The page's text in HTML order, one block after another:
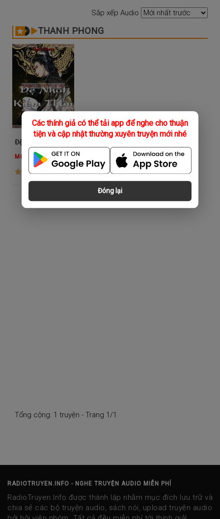
Các thính giả có thể tải app để nghe cho thuận
tiện và cập nhật thường xuyên truyện mới nhé
Đóng lại
Sắp xếp Audio
THANH PHONG
MC Phương Thuý
Tổng cộng: 1 truyện - Trang 1/1
RADIOTRUYEN.INFO - NGHE TRUYỆN AUDIO MIỄN PHÍ
RadioTruyen.Info được thành lập nhằm mục đích lưu trữ và
chia sẻ các bộ truyện audio, sách nói, upload truyện audio